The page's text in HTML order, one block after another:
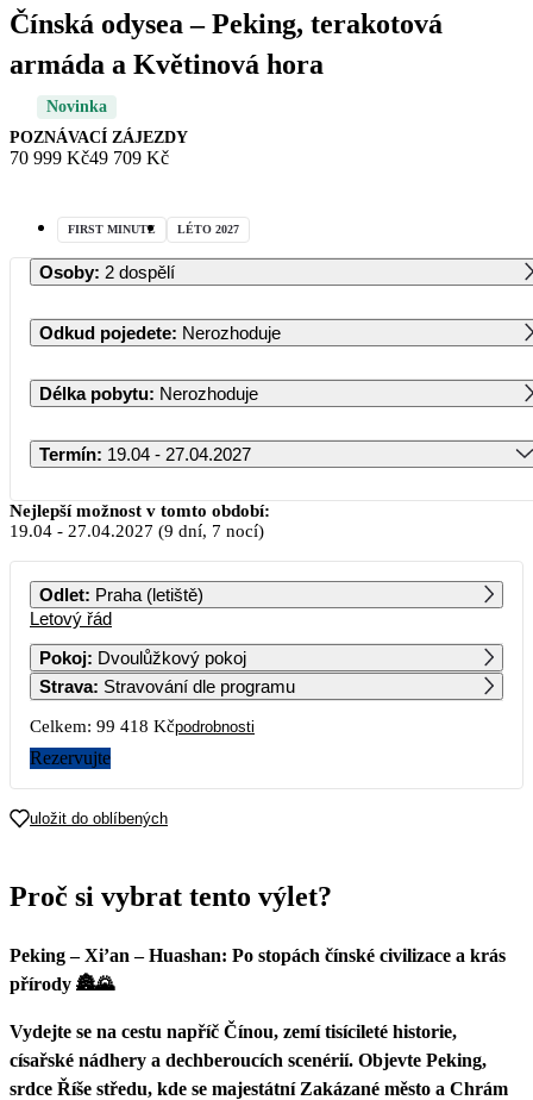
Čínská odysea – Peking, terakotová
armáda a Květinová hora
Novinka
POZNÁVACÍ ZÁJEZDY
70 999 Kč49 709 Kč
FIRST MINUTE LÉTO 2027
Osoby: 2 dospělí
Odkud pojedete: Nerozhoduje
Délka pobytu: Nerozhoduje
Termín: 19.04 - 27.04.2027
Duben 2027
PO ÚT ST ČT PÁ SO NE
5 6 7 8
19
49 709
Nejlepší možnost v tomto období:
19.04 - 27.04.2027 (9 dní, 7 nocí)
Odlet: Praha (letiště)
Letový řád
Pokoj: Dvoulůžkový pokoj
Strava: Stravování dle programu
Celkem: 99 418 Kčpodrobnosti
Rezervujte
uložit do oblíbených
Proč si vybrat tento výlet?
Peking – Xi’an – Huashan: Po stopách čínské civilizace a krás
přírody 🏯🌄
Vydejte se na cestu napříč Čínou, zemí tisícileté historie,
císařské nádhery a dechberoucích scenérií. Objevte Peking,
srdce Říše středu, kde se majestátní Zakázané město a Chrám